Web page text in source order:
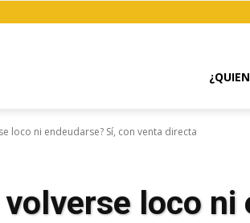
loco ni endeudarse? Sí, con venta directa
loco ni